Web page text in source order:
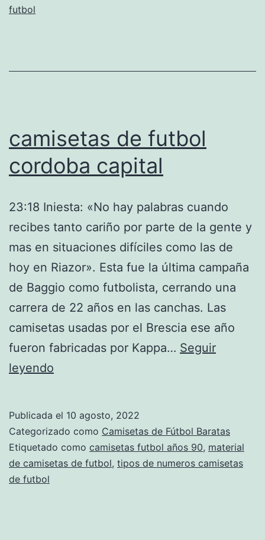
futbol
camisetas de futbol
cordoba capital
23:18 Iniesta: «No hay palabras cuando
recibes tanto cariño por parte de la gente y
mas en situaciones difíciles como las de
hoy en Riazor». Esta fue la última campaña
de Baggio como futbolista, cerrando una
carrera de 22 años en las canchas. Las
camisetas usadas por el Brescia ese año
fueron fabricadas por Kappa… Seguir
leyendo
cordoba
capital
Publicada el 10 agosto, 2022
Categorizado como Camisetas de Fútbol Baratas
Etiquetado como camisetas futbol años 90, material
de camisetas de futbol, tipos de numeros camisetas
de futbol